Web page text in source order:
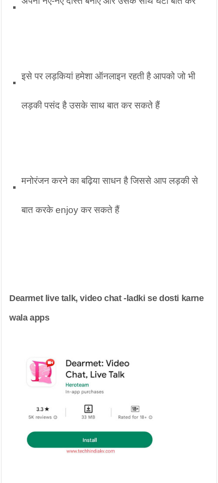
इसे पर लड़कियां हमेशा ऑनलाइन रहती है आपको जो भी
लड़की पसंद है उसके साथ बात कर सकते हैं
मनोरंजन करने का बढ़िया साधन है जिससे आप लड़की से
बात करके enjoy कर सकते हैं
Dearmet live talk, video chat -ladki se dosti karne
wala apps